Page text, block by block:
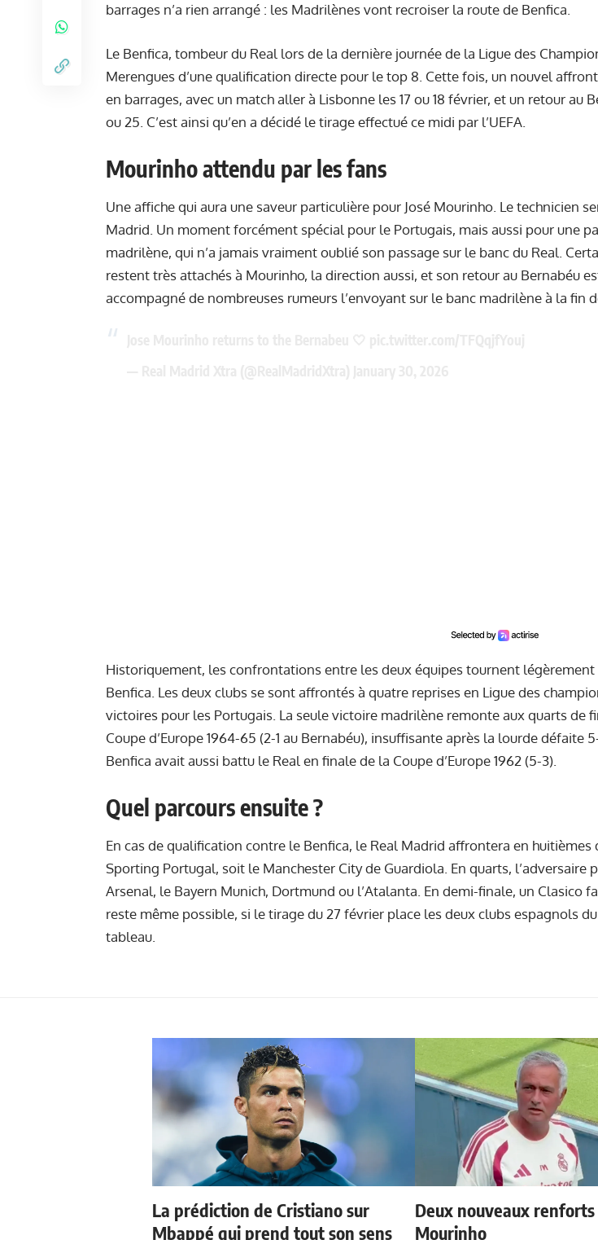
barrages n’a rien arrangé : les Madrilènes vont recroiser la route de Benfica.
Le Benfica, tombeur du Real lors de la dernière journée de la Ligue des
Merengues d’une qualification directe pour le top 8. Cette fois, un nouvel
en barrages, avec un match aller à Lisbonne les 17 ou 18 février, et un retour au
ou 25. C’est ainsi qu’en a décidé le tirage effectué ce midi par l’UEFA.
Mourinho attendu par les fans
Une affiche qui aura une saveur particulière pour José Mourinho. Le technicien
Madrid. Un moment forcément spécial pour le Portugais, mais aussi pour une
madrilène, qui n’a jamais vraiment oublié son passage sur le banc du Real.
restent très attachés à Mourinho, la direction aussi, et son retour au Bernabéu
accompagné de nombreuses rumeurs l’envoyant sur le banc madrilène à la fin
Historiquement, les confrontations entre les deux équipes tournent légèrement
Benfica. Les deux clubs se sont affrontés à quatre reprises en Ligue des
victoires pour les Portugais. La seule victoire madrilène remonte aux quarts de
Coupe d’Europe 1964-65 (2-1 au Bernabéu), insuffisante après la lourde défaite
Benfica avait aussi battu le Real en finale de la Coupe d’Europe 1962 (5-3).
Quel parcours ensuite ?
En cas de qualification contre le Benfica, le Real Madrid affrontera en huitièmes
Sporting Portugal, soit le Manchester City de Guardiola. En quarts, l’adversaire
Arsenal, le Bayern Munich, Dortmund ou l’Atalanta. En demi-finale, un Clasico
reste même possible, si le tirage du 27 février place les deux clubs espagnols
tableau.
La prédiction de Cristiano sur
Mbappé qui prend tout son sens
Deux nouveaux
Mourinho